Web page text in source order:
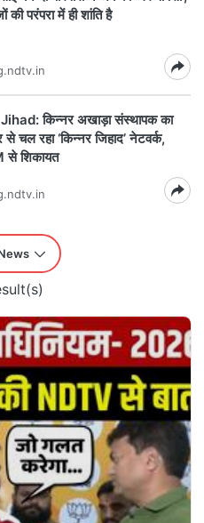
की परंपरा में ही शांति है
किन्नर अखाड़ा संस्थापक का
से चल रहा ‘किन्नर जिहाद’ नेटवर्क,
से शिकायत